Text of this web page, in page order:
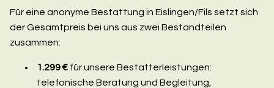
Für eine anonyme Bestattung in Eislingen/Fils setzt sich
der Gesamtpreis bei uns aus zwei Bestandteilen
zusammen:
1.299 € für unsere Bestatterleistungen:
telefonische Beratung und Begleitung,